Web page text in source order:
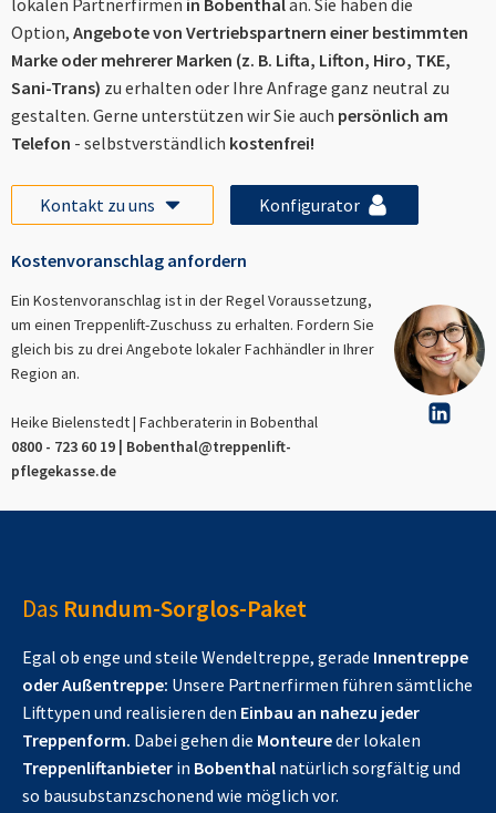
lokalen Partnerfirmen in Bobenthalan. Sie haben die
Option, Angebote von Vertriebspartnern einer bestimmten
Marke oder mehrerer Marken (z. B. Lifta, Lifton, Hiro, TKE,
Sani-Trans) zu erhalten oder Ihre Anfrage ganz neutral zu
gestalten. Gerne unterstützen wir Sie auch persönlich am
Telefon - selbstverständlich kostenfrei!
Kontakt zu uns Konfigurator
Kostenvoranschlag anfordern
Ein Kostenvoranschlag ist in der Regel Voraussetzung,
um einen Treppenlift-Zuschuss zu erhalten. Fordern Sie
gleich bis zu drei Angebote lokaler Fachhändler in Ihrer
Region an.
Heike Bielenstedt | Fachberaterin in Bobenthal
0800 - 723 60 19 | Bobenthal@treppenlift-
pflegekasse.de
Das Rundum-Sorglos-Paket
Egal ob enge und steile Wendeltreppe, gerade Innentreppe
oder Außentreppe: Unsere Partnerfirmen führen sämtliche
Lifttypen und realisieren den Einbau an nahezu jeder
Treppenform. Dabei gehen die Monteureder lokalen
Treppenliftanbieter in Bobenthal natürlich sorgfältig und
so bausubstanzschonend wie möglich vor.